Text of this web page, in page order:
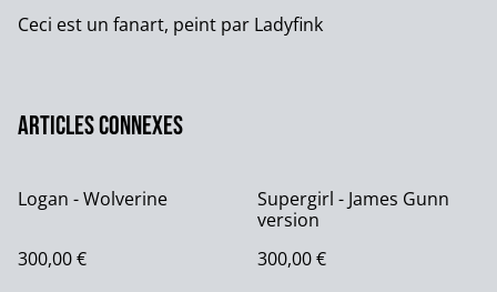
Ceci est un fanart, peint par Ladyfink
Articles connexes
Logan - Wolverine
300,00 €
Supergirl - James Gunn
version
300,00 €